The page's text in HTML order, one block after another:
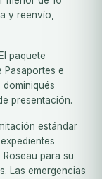
y reenvío,
El paquete
Pasaportes e
dominiqués
presentación.
estándar
para su
Las emergencias